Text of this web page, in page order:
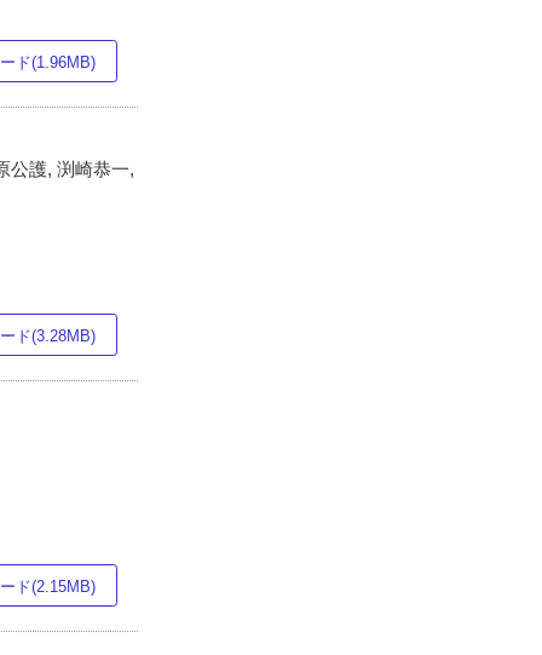
ド(1.96MB)
公護, 渕崎恭一,
ド(3.28MB)
ド(2.15MB)